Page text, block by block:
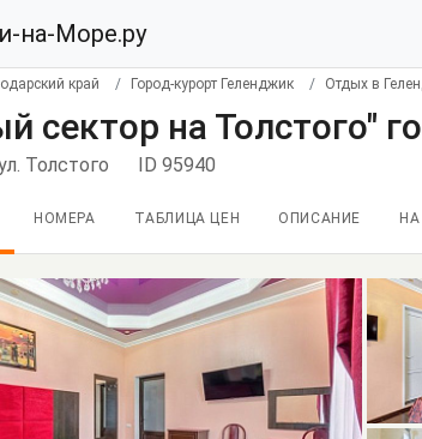
на-Море.ру
край Город-курорт Геленджик Отдых в
сектор на Толстого"
Толстого ID 95940
НОМЕРА ТАБЛИЦА ЦЕН ОПИСАНИЕ